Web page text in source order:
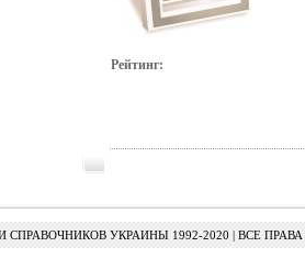
Рейтинг:
УКРАИНЫ 1992-2020 | ВСЕ